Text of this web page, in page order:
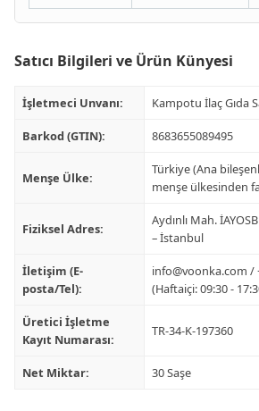
Satıcı Bilgileri ve Ürün Künyesi
İşletmeci Unvanı: Kampotu İlaç Gıda
Barkod (GTIN): 8683655089495
Menşe Ülke:
Türkiye (Ana
menşe ülkesinden
Fiziksel Adres:
Aydınlı Mah.
– İstanbul
İletişim (E-
posta/Tel):
info@voonka.com /
(Haftaiçi: 09:30 -
Üretici İşletme
Kayıt Numarası:
TR-34-K-197360
Net Miktar: 30 Saşe